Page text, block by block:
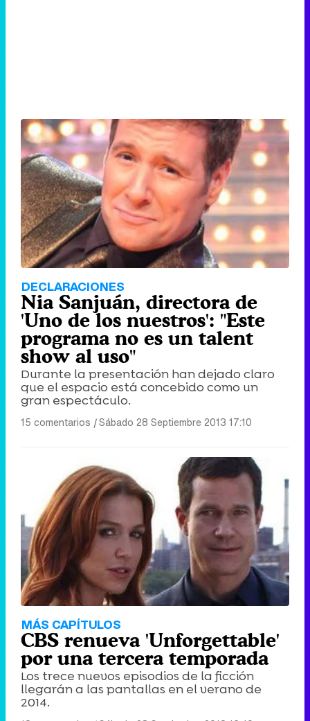
DECLARACIONES
Nia Sanjuán, directora de
'Uno de los nuestros': "Este
programa no es un talent
show al uso"
Durante la presentación han dejado claro
que el espacio está concebido como un
gran espectáculo.
15 comentarios |Sábado 28 Septiembre 2013 17:10
MÁS CAPÍTULOS
CBS renueva 'Unforgettable'
por una tercera temporada
Los trece nuevos episodios de la ficción
llegarán a las pantallas en el verano de
2014.